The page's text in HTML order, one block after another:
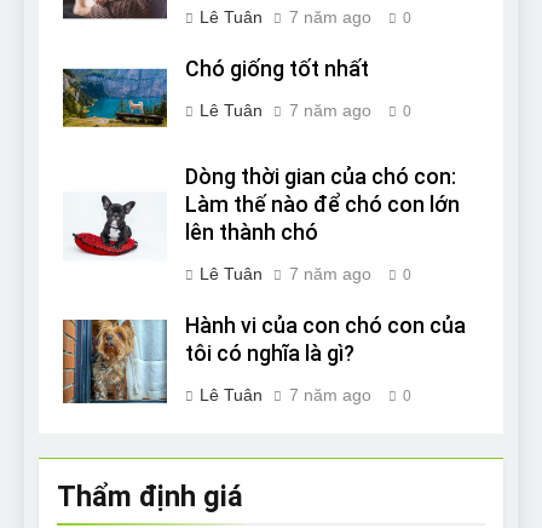
Lê Tuân 7 năm ago 0
Chó giống tốt nhất
Lê Tuân 7 năm ago 0
Dòng thời gian của chó con:
Làm thế nào để chó con lớn
lên thành chó
Lê Tuân 7 năm ago 0
Hành vi của con chó con của
tôi có nghĩa là gì?
Lê Tuân 7 năm ago 0
Thẩm định giá